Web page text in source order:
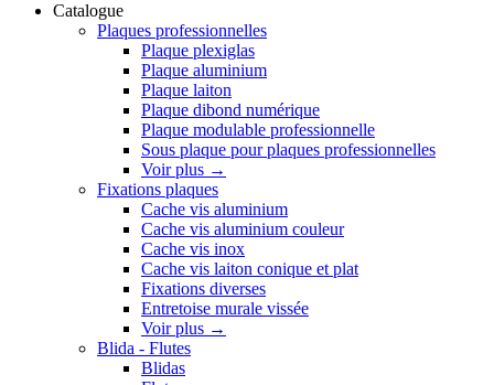
Catalogue
Plaques professionnelles
Plaque plexiglas
Plaque aluminium
Plaque laiton
Plaque dibond numérique
Plaque modulable professionnelle
Sous plaque pour plaques professionnelles
Voir plus →
Fixations plaques
Cache vis aluminium
Cache vis aluminium couleur
Cache vis inox
Cache vis laiton conique et plat
Fixations diverses
Entretoise murale vissée
Voir plus →
Blida - Flutes
Blidas